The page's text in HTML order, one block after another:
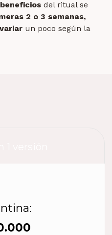
del ritual se
2 o 3 semanas,
un poco según la